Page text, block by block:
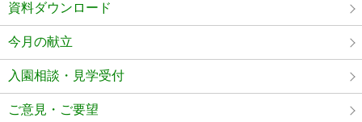
資料ダウンロード
今月の献立
入園相談・見学受付
ご意見・ご要望